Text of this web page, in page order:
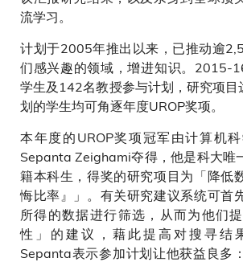
流学习。
计划于2005年推出以来，已推动逾
们感兴趣的领域，增进知识。2015-
学生及142名教授参与计划，研究项
划的学生均可角逐年度UROP奖项。
本年度的UROP奖项冠军由计算机
Sepanta Zeighami夺得，他是科大唯
籍本科生，得奖的研究项目为「降低
悔比率』」。有关研究建议系统可首
所得的数据进行筛选，从而为他们
性」的建议，藉此提高对搜寻结
Sepanta表示参加计划让他获益良多